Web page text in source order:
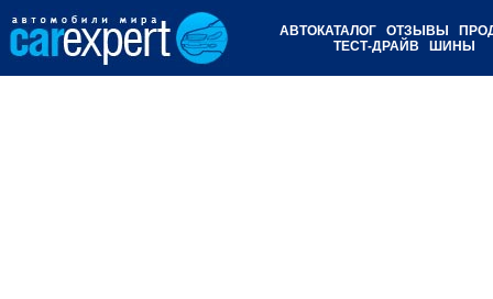
АВТОКАТАЛОГ ОТЗЫВЫ
ТЕСТ-ДРАЙВ
ШИНЫ